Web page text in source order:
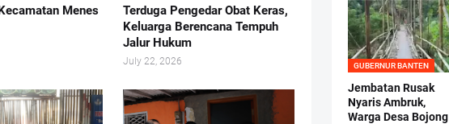
Menes
Terduga Pengedar Obat Keras,
Keluarga Berencana Tempuh
Jalur Hukum
July 22, 2026 GUBERNUR BANTEN
Jembatan Rusak
Nyaris Ambruk,
Warga Desa Bojong